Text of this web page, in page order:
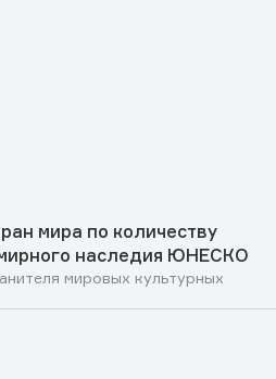
мира по количеству
наследия ЮНЕСКО
мировых культурных